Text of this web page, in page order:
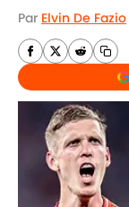
Par Elvin De Fazio